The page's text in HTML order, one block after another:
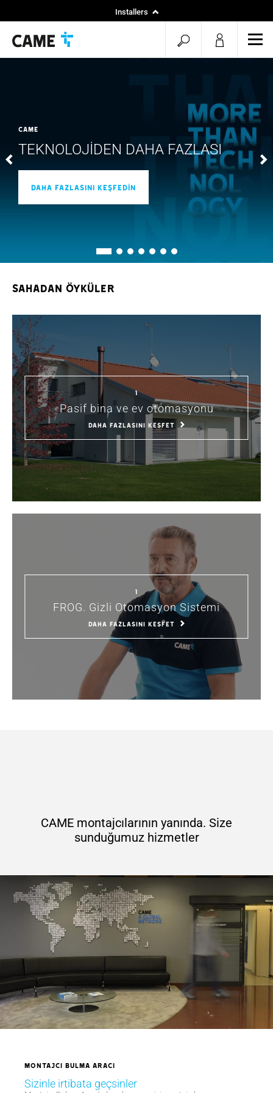
Installers
CAME
TEKNOLOJİDEN DAHA FAZLASI
DAHA FAZLASINI KEŞFEDİN
sahadan öyküler
1
Pasif bina ve ev otomasyonu
DAHA FAZLASINI KEŞFET
1
FROG. Gizli Otomasyon Sistemi
DAHA FAZLASINI KEŞFET
CAME montajcılarının yanında. Size
sunduğumuz hizmetler
Montajcı Bulma Aracı
Sizinle irtibata geçsinler